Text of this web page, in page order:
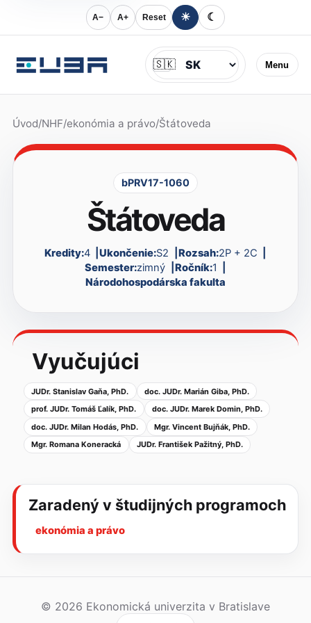
A− A+ Reset ☀ ☾
Menu
Jazyk
🇸🇰
Úvod/NHF/ekonómia a právo/Štátoveda
bPRV17-1060
Štátoveda
Kredity:4 Ukončenie:S2 Rozsah:2P + 2C
Semester:zimný Ročník:1
Národohospodárska fakulta
Vyučujúci
JUDr. Stanislav Gaňa, PhD.
doc. JUDr. Marián Giba, PhD.
prof. JUDr. Tomáš Ľalík, PhD.
doc. JUDr. Marek Domin, PhD.
doc. JUDr. Milan Hodás, PhD.
Mgr. Vincent Bujňák, PhD.
Mgr. Romana Koneracká
JUDr. František Pažitný, PhD.
Zaradený v študijných programoch
ekonómia a právo
© 2026 Ekonomická univerzita v Bratislave